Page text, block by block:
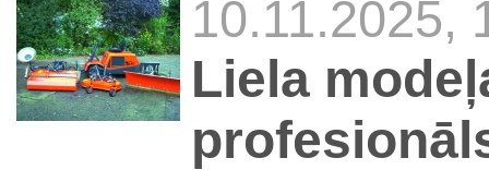
10.11.2025,
Liela